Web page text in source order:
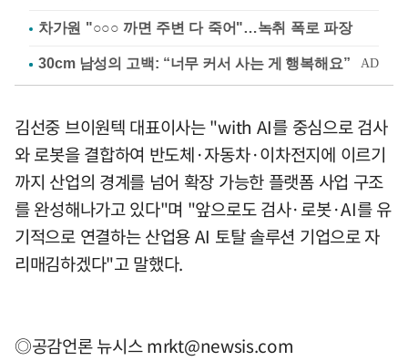
차가원 "○○○ 까면 주변 다 죽어"…녹취 폭로 파장
김선중 브이원텍 대표이사는 "with AI를 중심으로 검사
와 로봇을 결합하여 반도체·자동차·이차전지에 이르기
까지 산업의 경계를 넘어 확장 가능한 플랫폼 사업 구조
를 완성해나가고 있다"며 "앞으로도 검사·로봇·AI를 유
기적으로 연결하는 산업용 AI 토탈 솔루션 기업으로 자
리매김하겠다"고 말했다.
◎공감언론 뉴시스mrkt@newsis.com